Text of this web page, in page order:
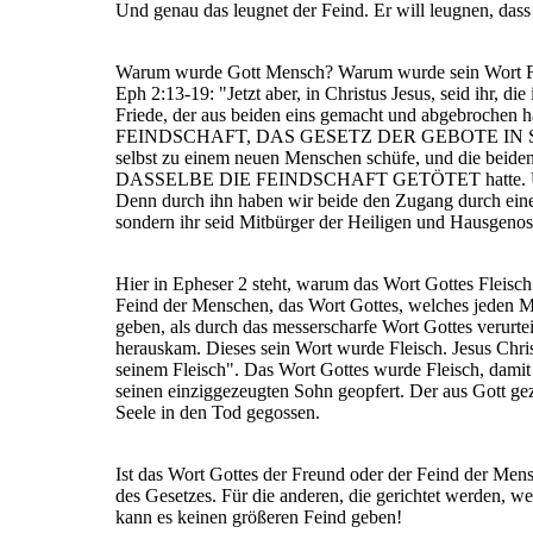
Und genau das leugnet der Feind. Er will leugnen,
Warum wurde Gott Mensch? Warum wurde sein Wort
Eph 2:13-19: "Jetzt aber, in Christus Jesus, seid ihr,
Friede, der aus beiden eins gemacht und
FEINDSCHAFT, DAS GESETZ DER GEBOTE IN
selbst zu einem neuen Menschen schüfe, und die
DASSELBE DIE FEINDSCHAFT GETÖTET hatte.
Denn durch ihn haben wir beide den Zugang durch
sondern ihr seid Mitbürger der Heiligen und
Hier in Epheser 2 steht, warum das Wort Gottes
Feind der Menschen, das Wort Gottes, welches jeden
geben, als durch das messerscharfe Wort Gottes
herauskam. Dieses sein Wort wurde Fleisch. Jesus
seinem Fleisch". Das Wort Gottes wurde Fleisch,
seinen einziggezeugten Sohn geopfert. Der aus Gott
Seele in den Tod gegossen.
Ist das Wort Gottes der Freund oder der Feind der
des Gesetzes. Für die anderen, die gerichtet werden,
kann es keinen größeren Feind geben!